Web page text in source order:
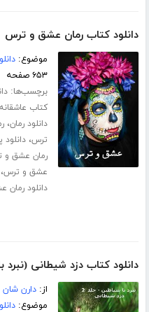
دانلود کتاب رمان عشق و ترس
موضوع:
۶۵۳ صفحه
برچسب‌ها:
کتاب عاشقانه
دانلود رمان،
ترس،
رمان عشق و
عشق و ترس
دانلود رمان
دانلود کتاب دزد شیطانی (نبرد
از:دارن شان
موضوع: